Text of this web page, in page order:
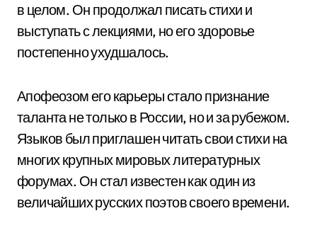
в целом. Он продолжал писать стихи и
выступать с лекциями, но его здоровье
постепенно ухудшалось.
Апофеозом его карьеры стало признание
таланта не только в России, но и за рубежом.
Языков был приглашен читать свои стихи на
многих крупных мировых литературных
форумах. Он стал известен как один из
величайших русских поэтов своего времени.